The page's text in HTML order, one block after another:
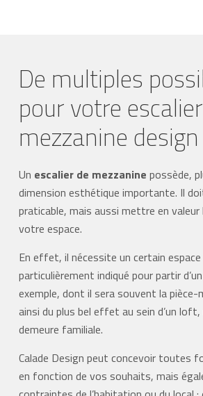
De multiples
pour votre
mezzanine design
Un escalier de mezzanine possède,
dimension esthétique importante. Il
praticable, mais aussi mettre en valeur
votre espace.
En effet, il nécessite un certain
particulièrement indiqué pour partir
exemple, dont il sera souvent la pièce-
ainsi du plus bel effet au sein d’un loft,
demeure familiale.
Calade Design peut concevoir toutes
en fonction de vos souhaits, mais